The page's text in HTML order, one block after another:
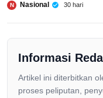
N Nasional 30 hari
Informasi
Artikel ini diterbitkan
proses peliputan,